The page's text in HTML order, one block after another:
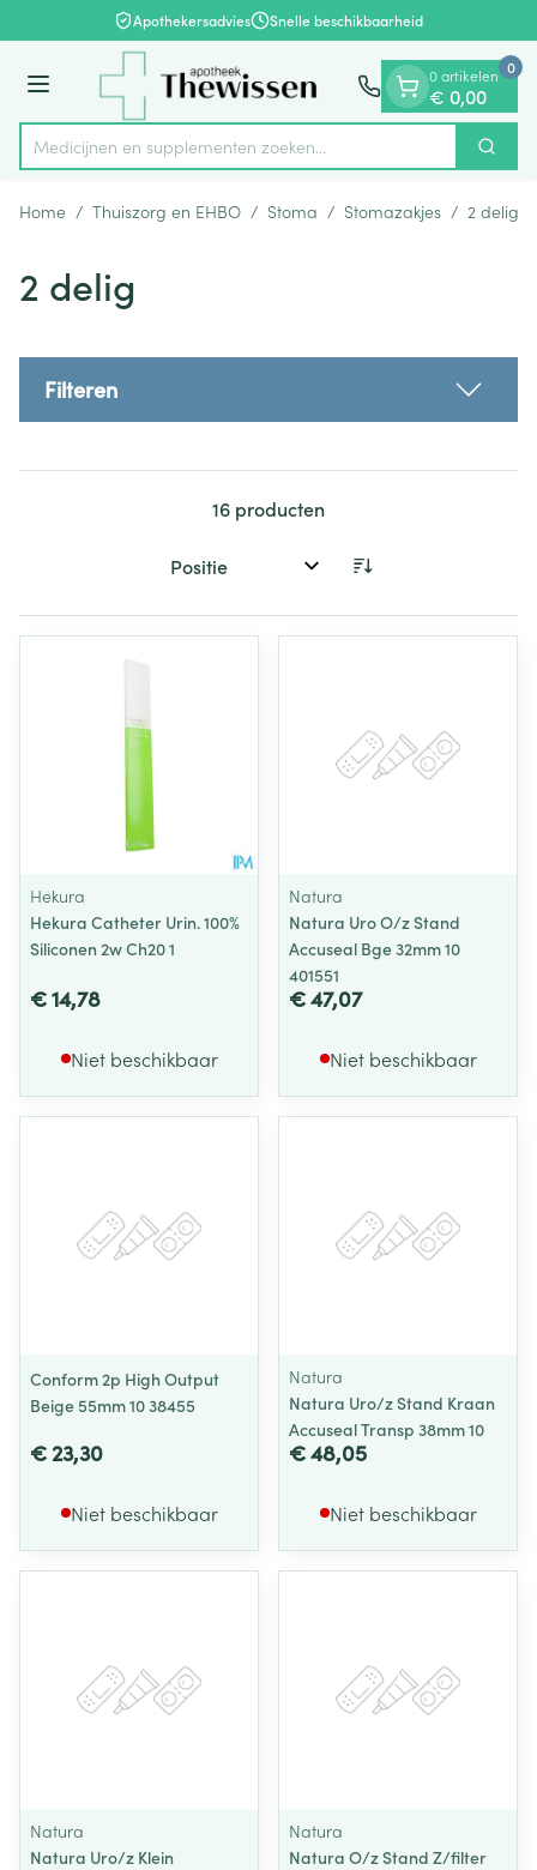
Ga naar de inhoudApothekersadvies Snelle beschikbaarheid
Menu
Product, merk, categorie...
Medicijnen en supplementen zoe Zoek
0 artikelen
€ 0,00
0
Home / Thuiszorg en EHBO / Stoma / Stomazakjes / 2 delig
2 delig
Filteren
16 producten
Sorteer op:
Hekura
Hekura Catheter Urin. 100%
Siliconen 2w Ch20 1
€ 14,78
Niet beschikbaar
Natura
Natura Uro O/z Stand
Accuseal Bge 32mm 10
401551
€ 47,07
Niet beschikbaar
Conform 2p High Output
Beige 55mm 10 38455
€ 23,30
Niet beschikbaar
Natura
Natura Uro/z Stand Kraan
Accuseal Transp 38mm 10
€ 48,05
Niet beschikbaar
Natura
Natura Uro/z Klein
Natura
Natura O/z Stand Z/filter